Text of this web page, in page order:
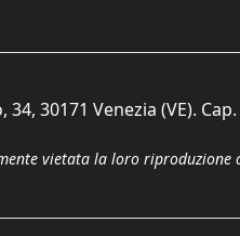
30171 Venezia (VE). Cap.
vietata la loro riproduzione